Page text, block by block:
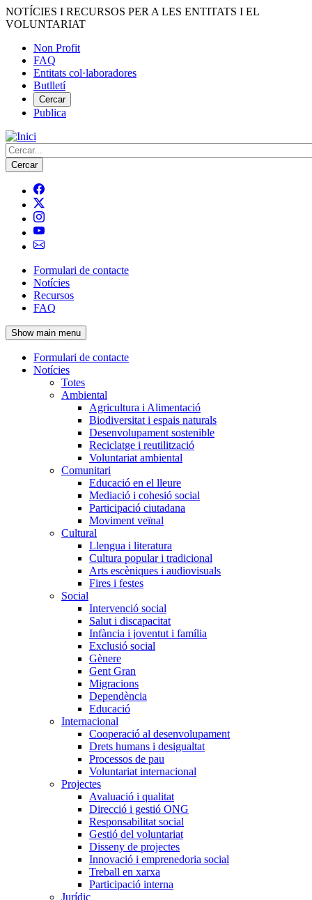
Vés
al
NOTÍCIES I RECURSOS PER A LES ENTITATS I EL
VOLUNTARIAT
Menú
del
compte
d'usuari
Non Profit
FAQ
Entitats col·laboradores
Butlletí
Cercar
Publica
Cerca
Navegació
principal
de
l'encapçalament
Formulari de contacte
Notícies
Recursos
FAQ
Show main menu
Navegació
principal
Formulari de contacte
Notícies
Totes
Ambiental
Agricultura i Alimentació
Biodiversitat i espais naturals
Desenvolupament sostenible
Reciclatge i reutilització
Voluntariat ambiental
Comunitari
Educació en el lleure
Mediació i cohesió social
Participació ciutadana
Moviment veïnal
Cultural
Llengua i literatura
Cultura popular i tradicional
Arts escèniques i audiovisuals
Fires i festes
Social
Intervenció social
Salut i discapacitat
Infància i joventut i família
Exclusió social
Gènere
Gent Gran
Migracions
Dependència
Educació
Internacional
Cooperació al desenvolupament
Drets humans i desigualtat
Processos de pau
Voluntariat internacional
Projectes
Avaluació i qualitat
Direcció i gestió ONG
Responsabilitat social
Gestió del voluntariat
Disseny de projectes
Innovació i emprenedoria social
Treball en xarxa
Participació interna
Jurídic